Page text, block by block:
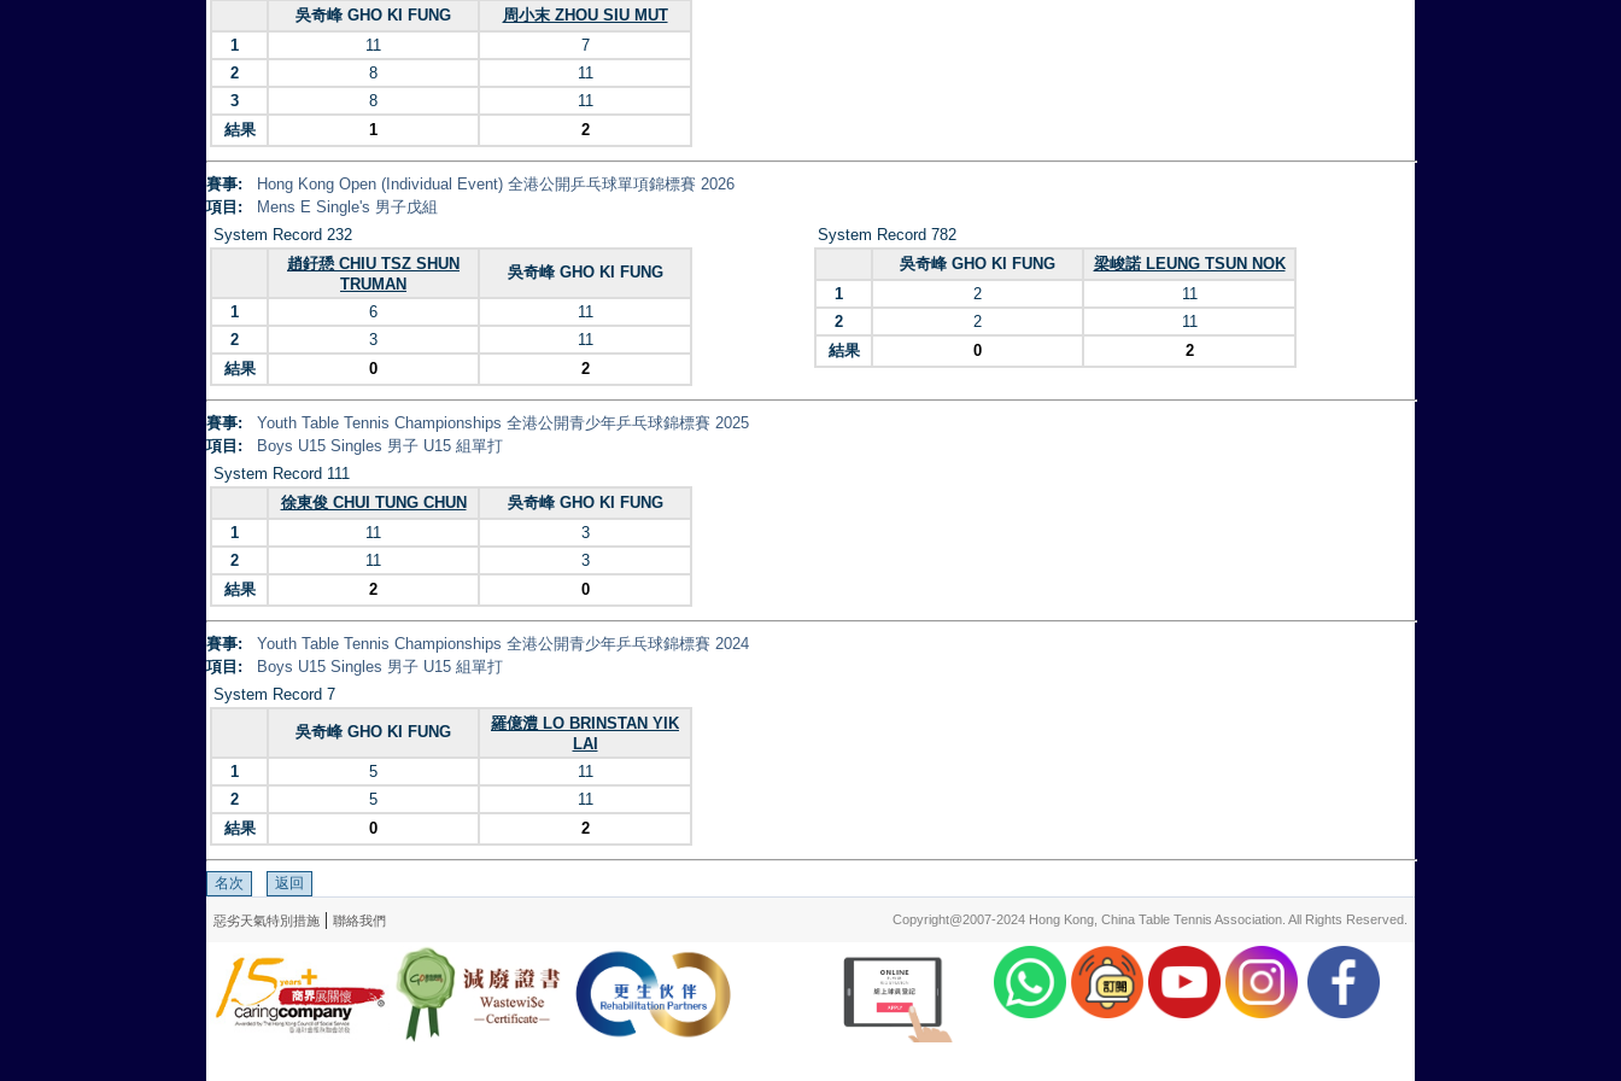
吳奇峰 GHO KI FUNG
周小末 ZHOU SIU MUT
1
11
7
2
8
11
3
8
11
結果
1 2
賽事:
Hong Kong Open (Individual Event) 全港公開乒乓球單項錦標賽 2026
項目:
Mens E Single's 男子戊組
System Record 232
趙釨愻 CHIU TSZ SHUN
TRUMAN
吳奇峰 GHO KI FUNG
1 6
11
2
3
11
結果
0 2
System Record 782
吳奇峰 GHO KI FUNG
梁峻諾 LEUNG TSUN NOK
1
2
11
2
2
11
結果
0 2
賽事:
Youth Table Tennis Championships 全港公開青少年乒乓球錦標賽 2025
項目:
Boys U15 Singles 男子 U15 組單打
System Record 111
徐東俊 CHUI TUNG CHUN
吳奇峰 GHO KI FUNG
1
11
3
2
11
3
結果
2 0
賽事:
Youth Table Tennis Championships 全港公開青少年乒乓球錦標賽 2024
項目:
Boys U15 Singles 男子 U15 組單打
System Record 7
吳奇峰 GHO KI FUNG
羅億澧 LO BRINSTAN YIK
LAI
1
5
11
2
5
11
結果
0 2